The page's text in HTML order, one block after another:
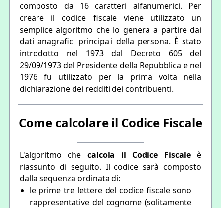
composto da 16 caratteri alfanumerici. Per
creare il codice fiscale viene utilizzato un
semplice algoritmo che lo genera a partire dai
dati anagrafici principali della persona. È stato
introdotto nel 1973 dal Decreto 605 del
29/09/1973 del Presidente della Repubblica e nel
1976 fu utilizzato per la prima volta nella
dichiarazione dei redditi dei contribuenti.
Come calcolare il Codice Fiscale
L'algoritmo che calcola il Codice Fiscaleè
riassunto di seguito. Il codice sarà composto
dalla sequenza ordinata di:
le prime tre lettere del codice fiscale sono
rappresentative del cognome (solitamente